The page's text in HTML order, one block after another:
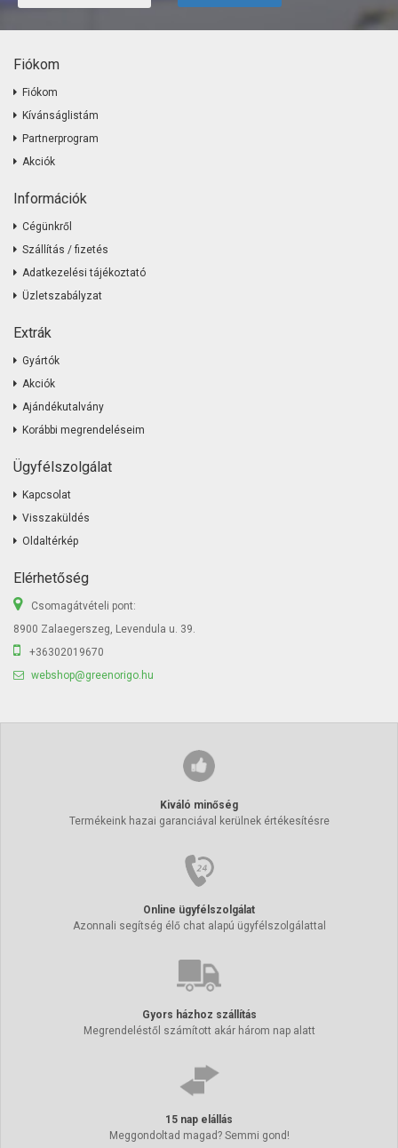
Fiókom
Fiókom
Kívánságlistám
Partnerprogram
Akciók
Információk
Cégünkről
Szállítás / fizetés
Adatkezelési tájékoztató
Üzletszabályzat
Extrák
Gyártók
Akciók
Ajándékutalvány
Korábbi megrendeléseim
Ügyfélszolgálat
Kapcsolat
Visszaküldés
Oldaltérkép
Elérhetőség
Csomagátvételi pont:
8900 Zalaegerszeg, Levendula u. 39.
+36302019670
webshop@greenorigo.hu
Kiváló minőség
Termékeink hazai garanciával kerülnek értékesítésre
Online ügyfélszolgálat
Azonnali segítség élő chat alapú ügyfélszolgálattal
Gyors házhoz szállítás
Megrendeléstől számított akár három nap alatt
15 nap elállás
Meggondoltad magad? Semmi gond!